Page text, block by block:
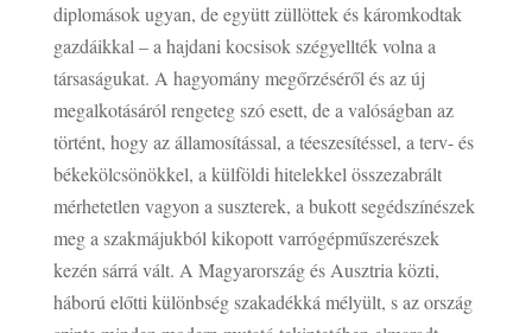
diplomások ugyan, de együtt züllöttek és káromkodtak
gazdáikkal – a hajdani kocsisok szégyellték volna a
társaságukat. A hagyomány megőrzéséről és az új
megalkotásáról rengeteg szó esett, de a valóságban az
történt, hogy az államosítással, a téeszesítéssel, a terv- és
békekölcsönökkel, a külföldi hitelekkel összezabrált
mérhetetlen vagyon a suszterek, a bukott segédszínészek
meg a szakmájukból kikopott varrógépműszerészek
kezén sárrá vált. A Magyarország és Ausztria közti,
háború előtti különbség szakadékká mélyült, s az ország